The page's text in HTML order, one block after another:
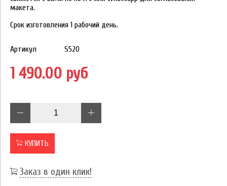
макета.
Срок изготовления 1 рабочий день.
Артикул S520
1 490.00 руб
КУПИТЬ
Заказ в один клик!